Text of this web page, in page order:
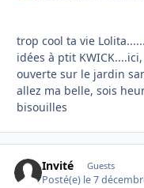
trop cool ta vie
idées à ptit
ouverte sur le jardin
allez ma belle, sois
bisouilles
Invité Guests
Posté(e) le 7